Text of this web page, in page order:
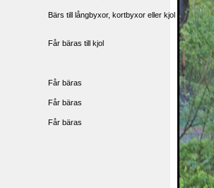
Bärs till långbyxor, kortbyxor eller kjol
Får bäras till kjol
Får bäras
Får bäras
Får bäras